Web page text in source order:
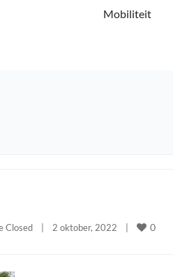
Mobiliteit
Closed 2 oktober, 2022 0